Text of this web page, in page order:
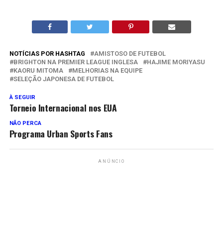
NOTÍCIAS POR HASHTAG
AMISTOSO DE FUTEBOL
BRIGHTON NA PREMIER LEAGUE INGLESA
HAJIME MORIYASU
KAORU MITOMA
MELHORIAS NA EQUIPE
SELEÇÃO JAPONESA DE FUTEBOL
À SEGUIR
Torneio Internacional nos EUA
NÃO PERCA
Programa Urban Sports Fans
ANÚNCIO